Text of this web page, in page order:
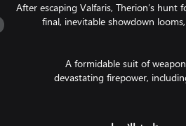
After escaping Valfaris, Therion’s
final, inevitable showdown
A formidable suit of
devastating firepower,